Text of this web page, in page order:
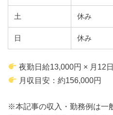
土 休み
日 休み
夜勤日給13,000円 × 月12
月収目安：約156,000円
※本記事の収入・勤務例は一